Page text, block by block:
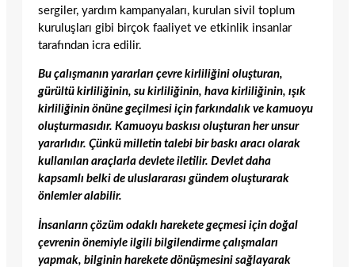
sergiler, yardım kampanyaları, kurulan sivil toplum
kuruluşları gibi birçok faaliyet ve etkinlik insanlar
tarafından icra edilir.
Bu çalışmanın yararları çevre kirliliğini oluşturan,
gürültü kirliliğinin, su kirliliğinin, hava kirliliğinin, ışık
kirliliğinin önüne geçilmesi için farkındalık ve kamuoyu
oluşturmasıdır. Kamuoyu baskısı oluşturan her unsur
yararlıdır. Çünkü milletin talebi bir baskı aracı olarak
kullanılan araçlarla devlete iletilir. Devlet daha
kapsamlı belki de uluslararası gündem oluşturarak
önlemler alabilir.
İnsanların çözüm odaklı harekete geçmesi için doğal
çevrenin önemiyle ilgili bilgilendirme çalışmaları
yapmak, bilginin harekete dönüşmesini sağlayarak